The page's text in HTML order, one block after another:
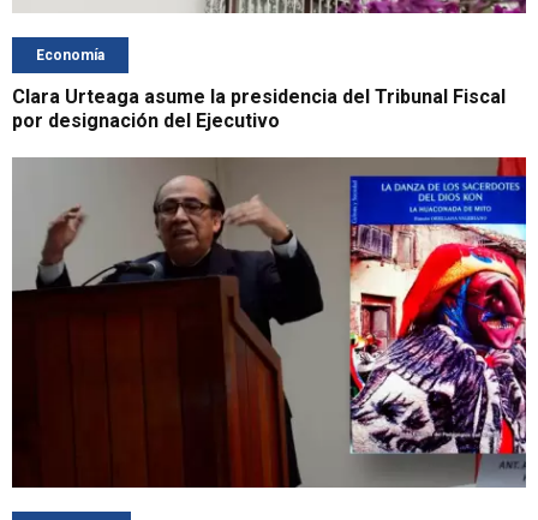
Economía
Clara Urteaga asume la presidencia del Tribunal Fiscal
por designación del Ejecutivo